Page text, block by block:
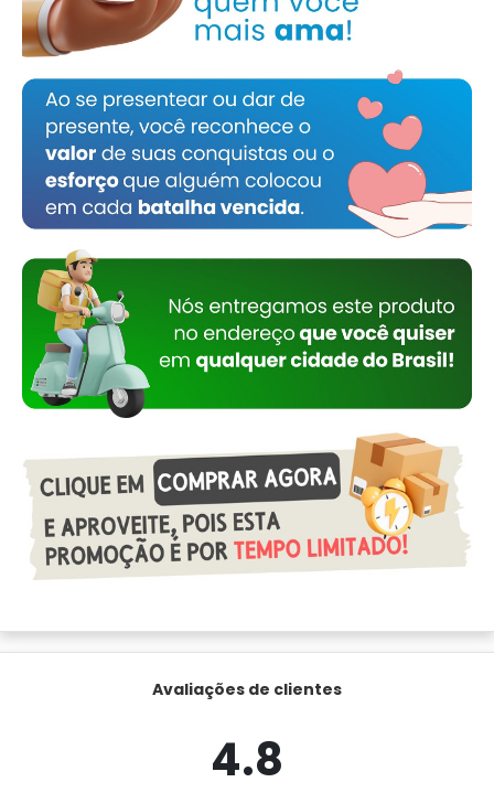
Avaliações de clientes
4.8